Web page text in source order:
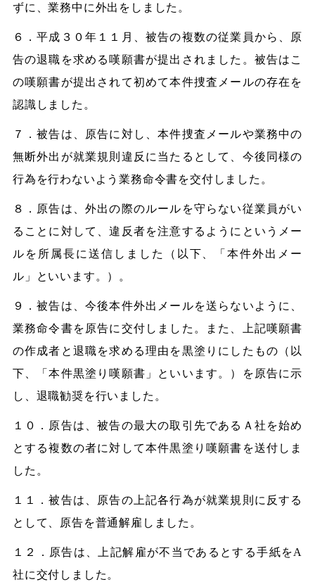
ずに、業務中に外出をしました。
６．平成３０年１１月、被告の複数の従業員から、原
告の退職を求める嘆願書が提出されました。被告はこ
の嘆願書が提出されて初めて本件捜査メールの存在を
認識しました。
７．被告は、原告に対し、本件捜査メールや業務中の
無断外出が就業規則違反に当たるとして、今後同様の
行為を行わないよう業務命令書を交付しました。
８．原告は、外出の際のルールを守らない従業員がい
ることに対して、違反者を注意するようにというメー
ルを所属長に送信しました（以下、「本件外出メー
ル」といいます。）。
９．被告は、今後本件外出メールを送らないように、
業務命令書を原告に交付しました。また、上記嘆願書
の作成者と退職を求める理由を黒塗りにしたもの（以
下、「本件黒塗り嘆願書」といいます。）を原告に示
し、退職勧奨を行いました。
１０．原告は、被告の最大の取引先であるＡ社を始め
とする複数の者に対して本件黒塗り嘆願書を送付しま
した。
１１．被告は、原告の上記各行為が就業規則に反する
として、原告を普通解雇しました。
１２．原告は、上記解雇が不当であるとする手紙をA
社に交付しました。